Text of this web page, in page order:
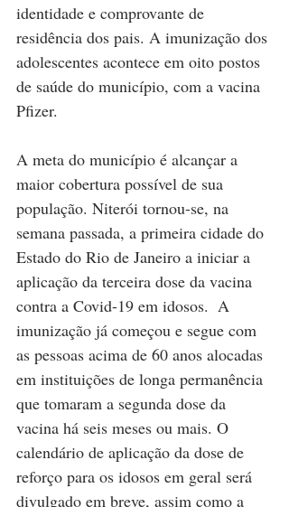
identidade e comprovante de
residência dos pais. A imunização dos
adolescentes acontece em oito postos
de saúde do município, com a vacina
Pfizer.
A meta do município é alcançar a
maior cobertura possível de sua
população. Niterói tornou-se, na
semana passada, a primeira cidade do
Estado do Rio de Janeiro a iniciar a
aplicação da terceira dose da vacina
contra a Covid-19 em idosos.  A
imunização já começou e segue com
as pessoas acima de 60 anos alocadas
em instituições de longa permanência
que tomaram a segunda dose da
vacina há seis meses ou mais. O
calendário de aplicação da dose de
reforço para os idosos em geral será
divulgado em breve, assim como a